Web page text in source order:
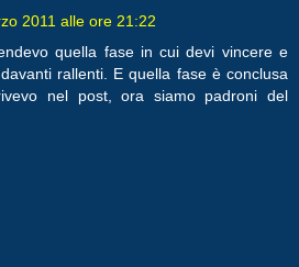
2011 alle ore 21:22
quella fase in cui devi vincere e
rallenti. E quella fase è conclusa
nel post, ora siamo padroni del